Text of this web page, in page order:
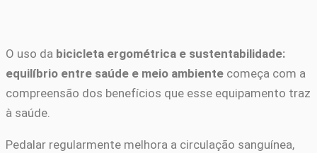
O uso da bicicleta ergométrica e sustentabilidade:
equilíbrio entre saúde e meio ambiente começa com a
compreensão dos benefícios que esse equipamento traz
à saúde.
Pedalar regularmente melhora a circulação sanguínea,